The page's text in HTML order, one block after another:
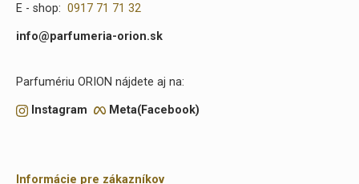
E - shop: 0917 71 71 32
info@parfumeria-orion.sk
Parfumériu ORION nájdete aj na:
Instagram Meta(Facebook)
Informácie pre zákazníkov